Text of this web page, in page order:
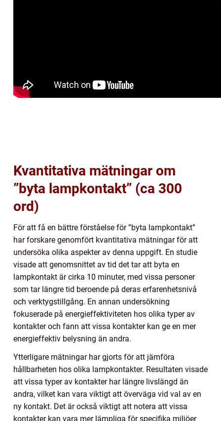
Kvantitativa mätningar om
”byta lampkontakt” (ca 300
ord)
För att få en bättre förståelse för ”byta lampkontakt”
har forskare genomfört kvantitativa mätningar för att
undersöka olika aspekter av denna uppgift. En studie
visade att genomsnittet av tid det tar att byta en
lampkontakt är cirka 10 minuter, med vissa personer
som tar längre tid beroende på deras erfarenhetsnivå
och verktygstillgång. En annan undersökning
fokuserade på energieffektiviteten hos olika typer av
kontakter och fann att vissa kontakter kan ge en mer
energieffektiv belysning än andra.
Ytterligare mätningar har gjorts för att jämföra
hållbarheten hos olika lampkontakter. Resultaten visade
att vissa typer av kontakter har längre livslängd än
andra, vilket kan vara viktigt att överväga vid val av en
ny kontakt. Det är också viktigt att notera att vissa
kontakter kan vara mer lämpliga för specifika miljöer